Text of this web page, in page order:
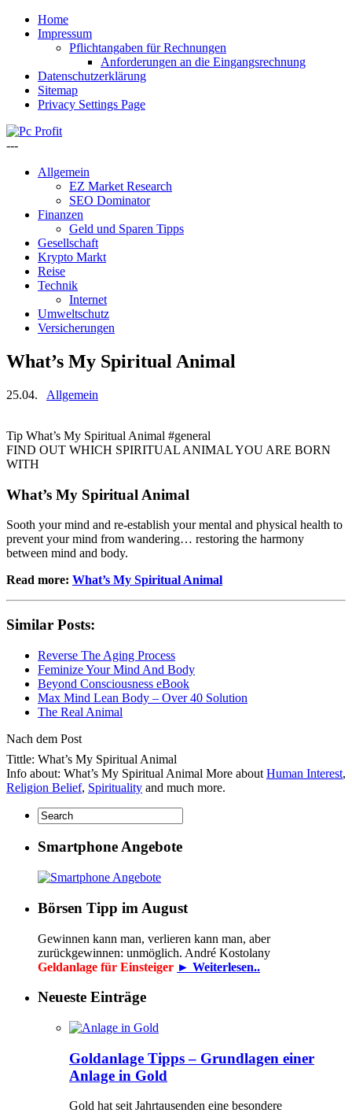
Home
Impressum
Pflichtangaben für Rechnungen
Anforderungen an die Eingangsrechnung
Datenschutzerklärung
Sitemap
Privacy Settings Page
---
Allgemein
EZ Market Research
SEO Dominator
Finanzen
Geld und Sparen Tipps
Gesellschaft
Krypto Markt
Reise
Technik
Internet
Umweltschutz
Versicherungen
What’s My Spiritual Animal
25.04. Allgemein
Tip What’s My Spiritual Animal #general
FIND OUT WHICH SPIRITUAL ANIMAL YOU ARE BORN
WITH
What’s My Spiritual Animal
Sooth your mind and re-establish your mental and physical health to
prevent your mind from wandering… restoring the harmony
between mind and body.
Read more: What’s My Spiritual Animal
Similar Posts:
Reverse The Aging Process
Feminize Your Mind And Body
Beyond Consciousness eBook
Max Mind Lean Body – Over 40 Solution
The Real Animal
Nach dem Post
Tittle: What’s My Spiritual Animal
Info about: What’s My Spiritual Animal More about Human Interest,
Religion Belief, Spirituality and much more.
Smartphone Angebote
Börsen Tipp im August
Gewinnen kann man, verlieren kann man, aber
zurückgewinnen: unmöglich. André Kostolany
Geldanlage für Einsteiger ► Weiterlesen..
Neueste Einträge
Goldanlage Tipps – Grundlagen einer
Anlage in Gold
Gold hat seit Jahrtausenden eine besondere